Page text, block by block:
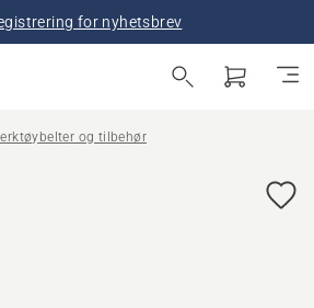
for nyhetsbrev
og tilbehør